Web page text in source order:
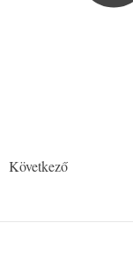
Következő